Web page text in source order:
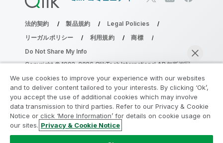
法的契約 製品規約
Legal Policies
リーガルポリシー
利用規約
商標
Do Not Share My Info
Copyright © 1993-2026 QlikTech International AB.無断複写・
分析の近代化プログラムに参加する
分析最新化プログラムにより、重要な QlikView app を危険
にさらすことなく最新化しましょう。
We use cookies to improve your experience with our websites
and to deliver content tailored to your interests. By clicking ‘Ok’,
you accept the use of additional cookies which may involve
data transmission to third parties. Refer to our Privacy & Cookie
Notice or click ‘More Information’ for details on cookie usage on
our sites. Privacy & Cookie Notice